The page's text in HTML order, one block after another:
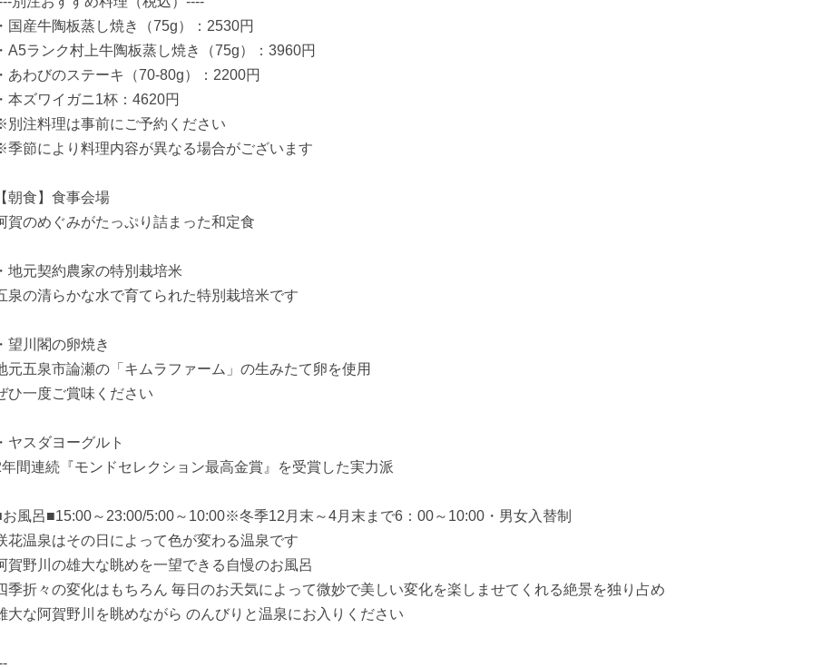
国産牛陶板蒸し焼き（75g）：2530円
A5ランク村上牛陶板蒸し焼き（75g）：3960円
あわびのステーキ（70-80g）：2200円
本ズワイガニ1杯：4620円
注料理は事前にご予約ください
節により料理内容が異なる場合がございます
朝食】食事会場
賀のめぐみがたっぷり詰まった和定食
地元契約農家の特別栽培米
泉の清らかな水で育てられた特別栽培米です
望川閣の卵焼き
元五泉市論瀬の「キムラファーム」の生みたて卵を使用
ひ一度ご賞味ください
ヤスダヨーグルト
間連続『モンドセレクション最高金賞』を受賞した実力派
風呂■15:00～23:00/5:00～10:00※冬季12月末～4月末まで6：00～10:00・男女入替制
花温泉はその日によって色が変わる温泉です
賀野川の雄大な眺めを一望できる自慢のお風呂
季折々の変化はもちろん 毎日のお天気によって微妙で美しい変化を楽しませてくれる絶景を独り占め
大な阿賀野川を眺めながら のんびりと温泉にお入りください